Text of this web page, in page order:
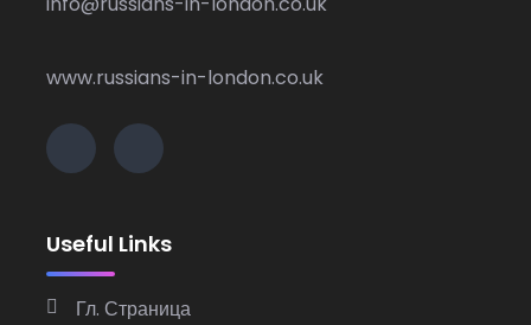
www.russians-in-london.co.uk
Useful Links
Гл. Страница